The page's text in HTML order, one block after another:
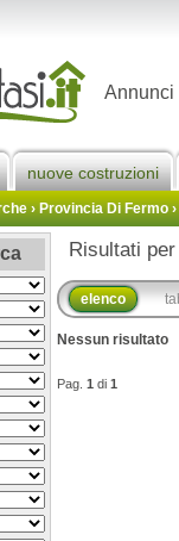
Annunci
nuove costruzioni
›Provincia Di Fermo›
Risultati
elenco
Nessun risultato
Pag. 1 di 1